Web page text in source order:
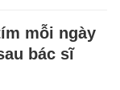
mỗi ngày
bác sĩ